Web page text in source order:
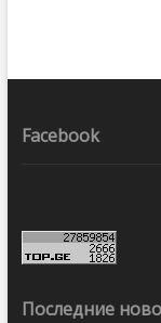
Facebook
Последние